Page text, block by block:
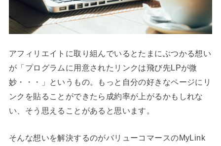
アフィリエイトに取り組んでいるとたまにぶつかる想い
が「プログラムに用意されたリンクは飛び先LPが微
妙・・・」というもの。もっと自分の好きなページにリ
ンクを貼ることができたら成約率が上がるかもしれな
い、そう思えることがあると思います。
そんな想いを解決するのがバリューコマースのMyLink